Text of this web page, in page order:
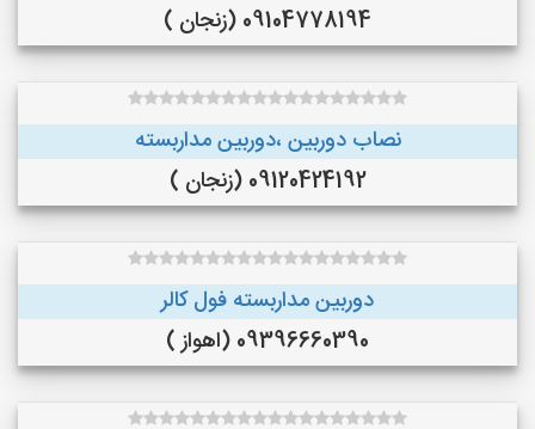
09104778194 (زنجان )
نصاب دوربین ،دوربین مداربسته
09120424192 (زنجان )
دوربین مداربسته فول کالر
09396660390 (اهواز )